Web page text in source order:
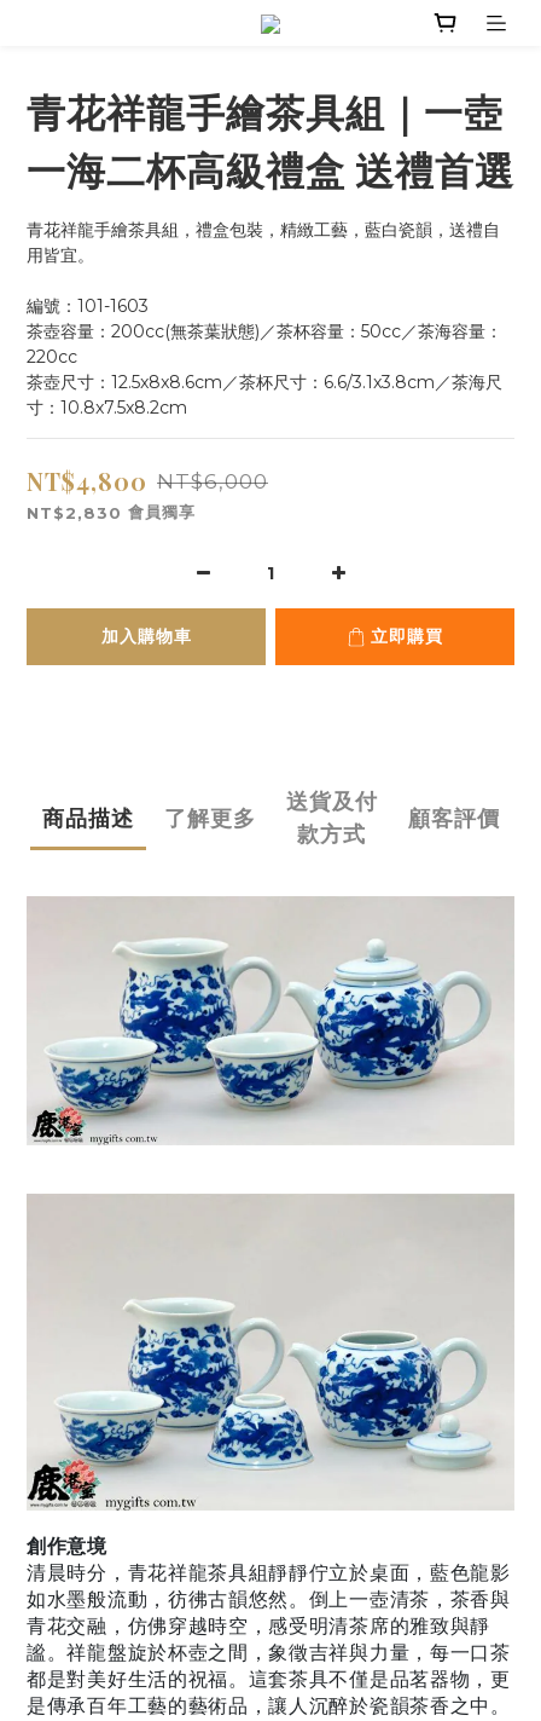
青花祥龍手繪茶具組｜一壺
一海二杯高級禮盒 送禮首選
青花祥龍手繪茶具組，禮盒包裝，精緻工藝，藍白瓷韻，送禮自
用皆宜。
編號：101-1603
茶壺容量：200cc(無茶葉狀態)／茶杯容量：50cc／茶海容量：
220cc
茶壺尺寸：12.5x8x8.6cm／茶杯尺寸：6.6/3.1x3.8cm／茶海尺
寸：10.8x7.5x8.2cm
NT$4,800 NT$6,000
NT$2,830 會員獨享
加入購物車 立即購買
商品描述 了解更多
送貨及付
款方式
顧客評價
創作意境
清晨時分，青花祥龍茶具組靜靜佇立於桌面，藍色龍影
如水墨般流動，彷彿古韻悠然。倒上一壺清茶，茶香與
青花交融，仿佛穿越時空，感受明清茶席的雅致與靜
謐。祥龍盤旋於杯壺之間，象徵吉祥與力量，每一口茶
都是對美好生活的祝福。這套茶具不僅是品茗器物，更
是傳承百年工藝的藝術品，讓人沉醉於瓷韻茶香之中。